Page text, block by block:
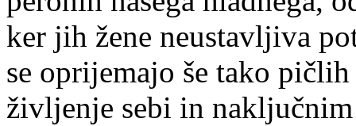
ker jih žene neustavljiva
se oprijemajo še tako
življenje sebi in